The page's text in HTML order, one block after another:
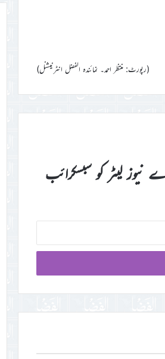
(رپورٹ: منتظر احمد۔ نمائندہ الفضل انٹرنیشنل)
لیٹر کو سبسکرائب